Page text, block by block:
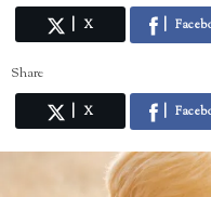
X
Share
X